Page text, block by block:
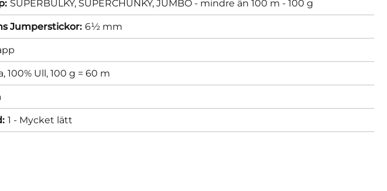
SUPERBULKY, SUPERCHUNKY, JUMBO - mindre än 100 m - 100 g
Jumperstickor: 6½ mm
100% Ull, 100 g = 60 m
1 - Mycket lätt